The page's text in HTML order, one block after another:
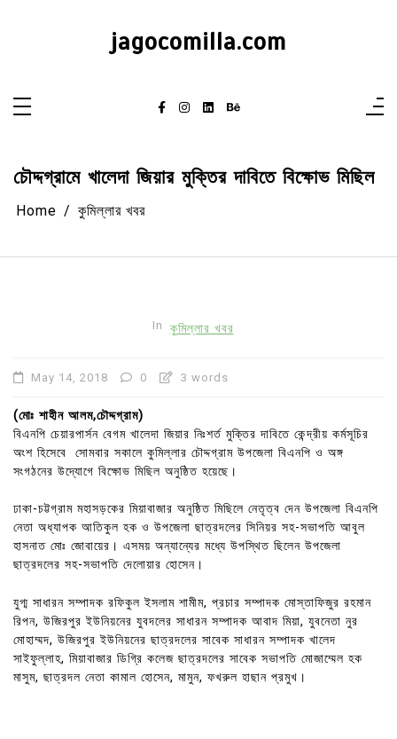
jagocomilla.com
চৌদ্দগ্রামে খালেদা জিয়ার মুক্তির দাবিতে বিক্ষোভ মিছিল
Home কুমিল্লার খবর
In কুমিল্লার খবর
May 14, 2018 0 3 words
(মোঃ শাহীন আলম,চৌদ্দগ্রাম)
বিএনপি চেয়ারপার্সন বেগম খালেদা জিয়ার নিঃশর্ত মুক্তির দাবিতে কেন্দ্রীয় কর্মসূচির
অংশ হিসেবে সোমবার সকালে কুমিল্লার চৌদ্দগ্রাম উপজেলা বিএনপি ও অঙ্গ
সংগঠনের উদ্যোগে বিক্ষোভ মিছিল অনুষ্ঠিত হয়েছে।
ঢাকা-চট্টগ্রাম মহাসড়কের মিয়াবাজার অনুষ্ঠিত মিছিলে নেতৃত্ব দেন উপজেলা বিএনপি
নেতা অধ্যাপক আতিকুল হক ও উপজেলা ছাত্রদলের সিনিয়র সহ-সভাপতি আবুল
হাসনাত মোঃ জোবায়ের। এসময় অন্যান্যের মধ্যে উপস্থিত ছিলেন উপজেলা
ছাত্রদলের সহ-সভাপতি দেলোয়ার হোসেন।
যুগ্ম সাধারন সম্পাদক রফিকুল ইসলাম শামীম, প্রচার সম্পাদক মোস্তাফিজুর রহমান
রিপন, উজিরপুর ইউনিয়নের যুবদলের সাধারন সম্পাদক আবাদ মিয়া, যুবনেতা নুর
মোহাম্মদ, উজিরপুর ইউনিয়নের ছাত্রদলের সাবেক সাধারন সম্পাদক খালেদ
সাইফুল্লাহ, মিয়াবাজার ডিগ্রি কলেজ ছাত্রদলের সাবেক সভাপতি মোজাম্মেল হক
মাসুম, ছাত্রদল নেতা কামাল হোসেন, মামুন, ফখরুল হাছান প্রমুখ।